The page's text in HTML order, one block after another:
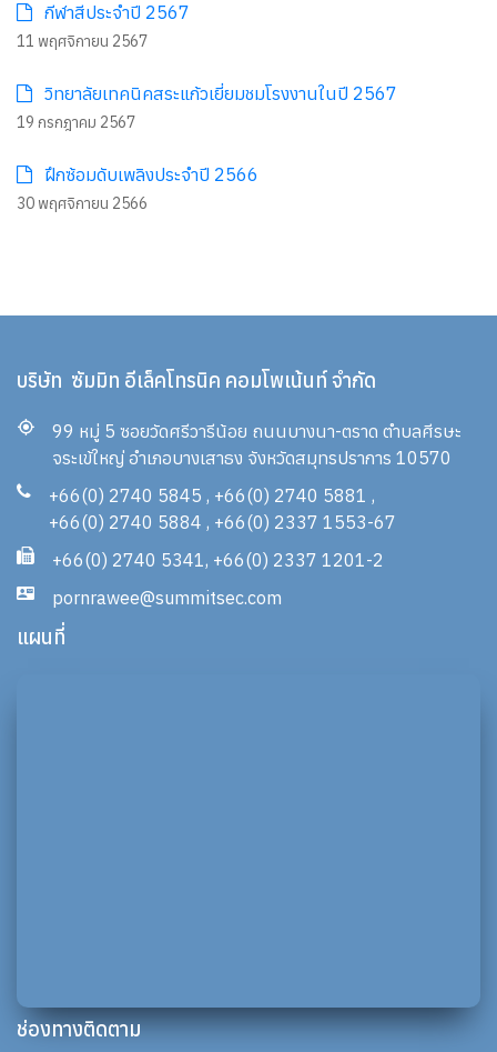
กีฬาสีประจำปี 2567
11 พฤศจิกายน 2567
วิทยาลัยเทคนิคสระแก้วเยี่ยมชมโรงงานในปี 2567
19 กรกฎาคม 2567
ฝึกซ้อมดับเพลิงประจำปี 2566
30 พฤศจิกายน 2566
บริษัท ซัมมิท อีเล็คโทรนิค คอมโพเน้นท์ จำกัด
99 หมู่ 5 ซอยวัดศรีวารีน้อย ถนนบางนา-ตราด ตำบลศีรษะ
จระเข้ใหญ่ อำเภอบางเสาธง จังหวัดสมุทรปราการ 10570
+66(0) 2740 5845 , +66(0) 2740 5881 ,
+66(0) 2740 5884 , +66(0) 2337 1553-67
+66(0) 2740 5341, +66(0) 2337 1201-2
pornrawee@summitsec.com
แผนที่
ช่องทางติดตาม